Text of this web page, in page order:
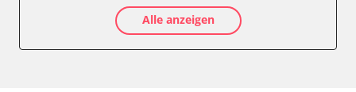
Fernlichtassistent
Feststellbremse (EPB / SBC)
Luftmassenmesser anlernen
Kraftstofftank entleeren
Alle anzeigen